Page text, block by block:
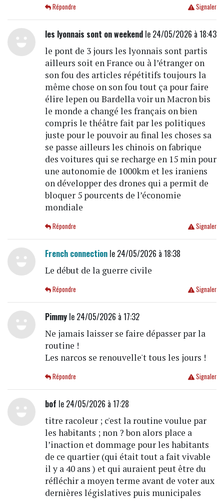
Signaler
Répondre
les lyonnais sont on weekendle 24/05/2026 à 18:43
le pont de 3 jours les lyonnais sont partis
ailleurs soit en France ou à l’étranger on
son fou des articles répétitifs toujours la
même chose on son fou tout ça pour faire
élire lepen ou Bardella voir un Macron bis
le monde a changé les français on bien
compris le théâtre fait par les politiques
juste pour le pouvoir au final les choses sa
se passe ailleurs les chinois on fabrique
des voitures qui se recharge en 15 min pour
une autonomie de 1000km et les iraniens
on développer des drones qui a permit de
bloquer 5 pourcents de l’économie
mondiale
Signaler
Répondre
French connectionle 24/05/2026 à 18:38
Le début de la guerre civile
Signaler
Répondre
Pimmyle 24/05/2026 à 17:32
Ne jamais laisser se faire dépasser par la
routine !
Les narcos se renouvelle't tous les jours !
Signaler
Répondre
bof le 24/05/2026 à 17:28
titre racoleur ; c'est la routine voulue par
les habitants ; non ? bon alors place a
l’inaction et dommage pour les habitants
de ce quartier (qui était tout a fait vivable
il y a 40 ans ) et qui auraient peut être du
réfléchir a moyen terme avant de voter aux
dernières législatives puis municipales